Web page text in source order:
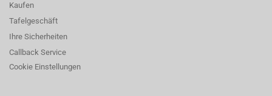
Kaufen
Tafelgeschäft
Ihre Sicherheiten
Callback Service
Cookie Einstellungen